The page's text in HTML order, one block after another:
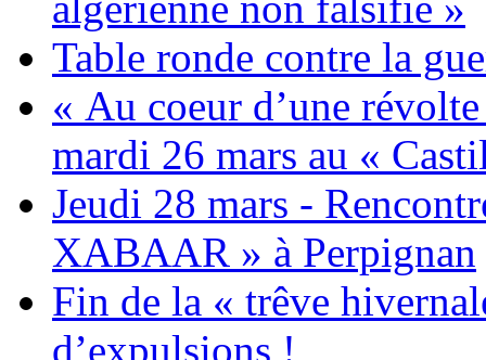
Table ronde contre la
« Au coeur d’une
mardi 26 mars au «
Jeudi 28 mars -
XABAAR » à Perpignan
Fin de la « trêve
d’expulsions !